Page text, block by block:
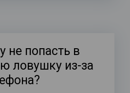
не попасть в
ловушку из-за